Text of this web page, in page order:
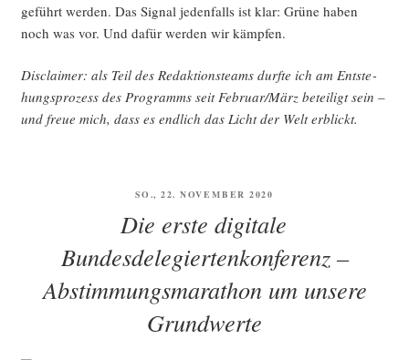
geführt wer­den. Das Signal jeden­falls ist klar: Grü­ne haben
noch was vor. Und dafür wer­den wir kämpfen.
Dis­clai­mer: als Teil des Redak­ti­ons­teams durf­te ich am Ent­ste­
hungs­pro­zess des Pro­gramms seit Februar/März betei­ligt sein –
und freue mich, dass es end­lich das Licht der Welt erblickt.
VERÖFFENTLICHT
SO., 22. NOVEMBER 2020
Die erste digitale
Bundesdelegiertenkonferenz –
Abstimmungsmarathon um unsere
Grundwerte